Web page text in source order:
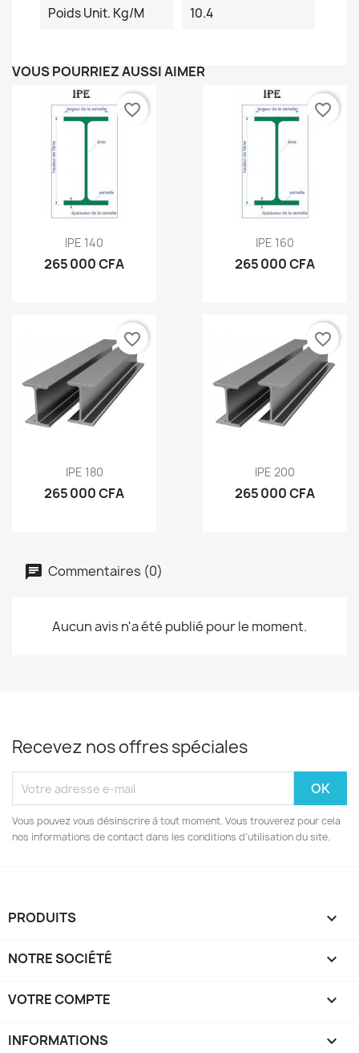
Poids Unit. Kg/m 10.4
VOUS POURRIEZ AUSSI AIMER
IPE 140
265 000 CFA
favorite_border
IPE 160
265 000 CFA
favorite_border
IPE 180
265 000 CFA
favorite_border
IPE 200
265 000 CFA
favorite_border
Commentaires (0)
Aucun avis n'a été publié pour le moment.
Recevez nos offres spéciales
Vous pouvez vous désinscrire à tout moment. Vous trouverez pour cela
nos informations de contact dans les conditions d'utilisation du site.
PRODUITS 
NOTRE SOCIÉTÉ 
VOTRE COMPTE 
INFORMATIONS keyboard_arrow_down